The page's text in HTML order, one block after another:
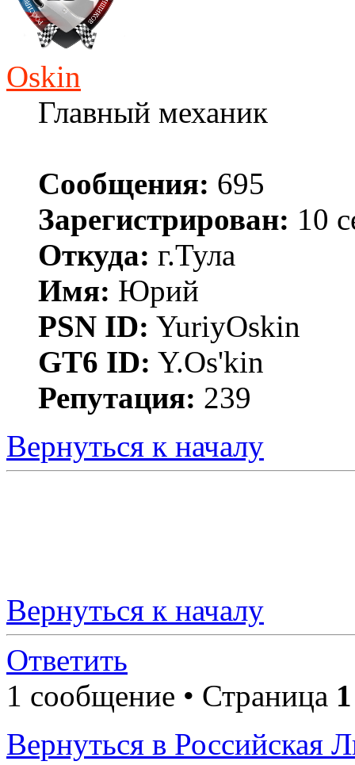
Oskin
Главный механик
Сообщения: 695
Зарегистрирован: 10
Откуда: г.Тула
Имя: Юрий
PSN ID: YuriyOskin
GT6 ID: Y.Os'kin
Репутация: 239
Вернуться к началу
Вернуться к началу
Ответить
1 сообщение • Страница 1
Вернуться в Российская